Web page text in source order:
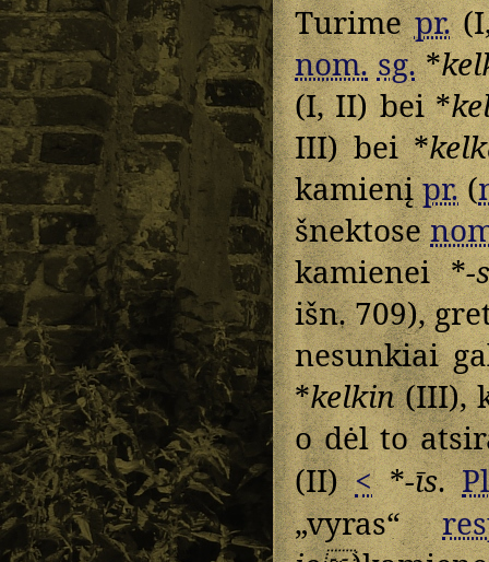
Turimepr.
nom. sg.*
(I, II) bei *
III) bei *
kamienįpr.(
šnektose
kamienei *-
išn. 709),
nesunkiai
*kelkin(III),
o dėl to
(II)<*-īs.
„vyras“